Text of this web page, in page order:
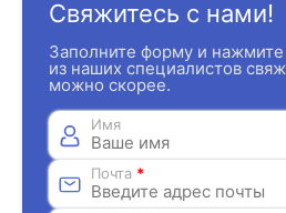
Свяжитесь с нами!
Заполните форму и
из наших специалистов
можно скорее.
Имя
Почта *